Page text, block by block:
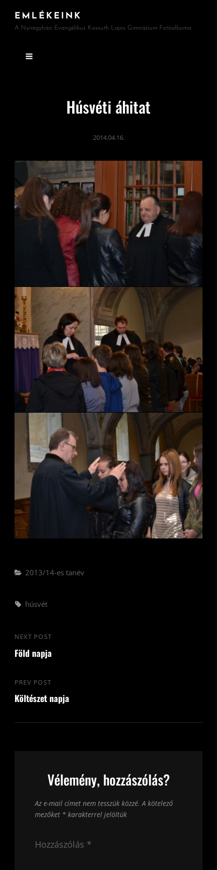
EMLÉKEINK
A Nyíregyházi Evangélikus Kossuth Lajos Gimnázium Fotóalbuma
Húsvéti áhitat
2014.04.16.
Categories
2013/14-es tanév
Tags,
húsvét
Bejegyzés
navigáció
Previous
Post
PREV POST
Költészet napja
Next
Post
NEXT POST
Föld napja
Vélemény, hozzászólás?
Az e-mail címet nem tesszük közzé. A kötelező
mezőket * karakterrel jelöltük
Hozzászólás *